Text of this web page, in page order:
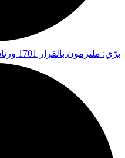
برّي: ملتزمون بالقرار 1701 ورئاسة الجمهورية “ضرورية”